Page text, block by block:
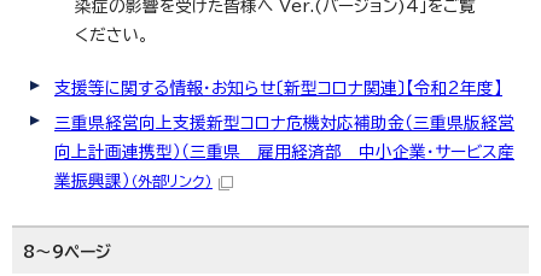
染症の影響を受けた皆様へ Ver.(バージョン)4」をご覧
ください。
支援等に関する情報・お知らせ〔新型コロナ関連〕【令和2年度】
三重県経営向上支援新型コロナ危機対応補助金（三重県版経営
向上計画連携型）（三重県 雇用経済部 中小企業・サービス産
業振興課） （外部リンク）
8～9ページ